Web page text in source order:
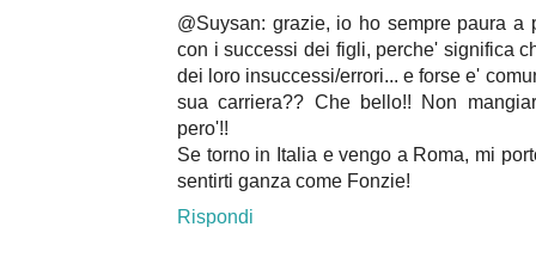
@Suysan: grazie, io ho sempre paura
con i successi dei figli, perche' significa
dei loro insuccessi/errori... e forse e'
sua carriera?? Che bello!! Non
pero'!!
Se torno in Italia e vengo a Roma, mi
sentirti ganza come Fonzie!
Rispondi